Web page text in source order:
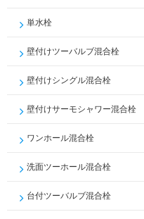
単水栓
壁付けツーバルブ混合栓
壁付けシングル混合栓
壁付けサーモシャワー混合栓
ワンホール混合栓
洗面ツーホール混合栓
台付ツーバルブ混合栓